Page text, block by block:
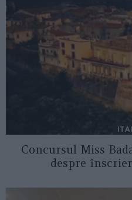
Concursul Miss
despre